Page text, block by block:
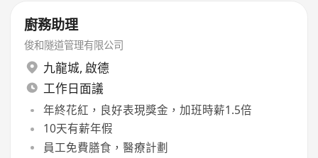
廚務助理
俊和隧道管理有限公司
九龍城, 啟德
工作日面議
年終花紅，良好表現獎金，加班時薪1.5倍
10天有薪年假
員工免費膳食，醫療計劃